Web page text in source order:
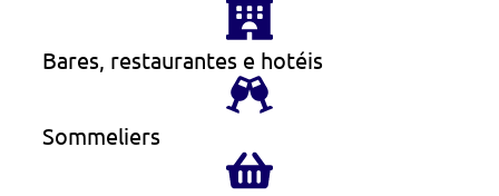
Bares, restaurantes e hotéis
Sommeliers